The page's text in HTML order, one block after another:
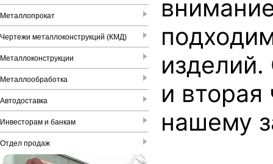
Металлопрокат
Чертежи металлоконструкций (КМД)
Металлоконструкции
Металлообработка
Автодоставка
Инвесторам и банкам
Отдел продаж
и
нашему